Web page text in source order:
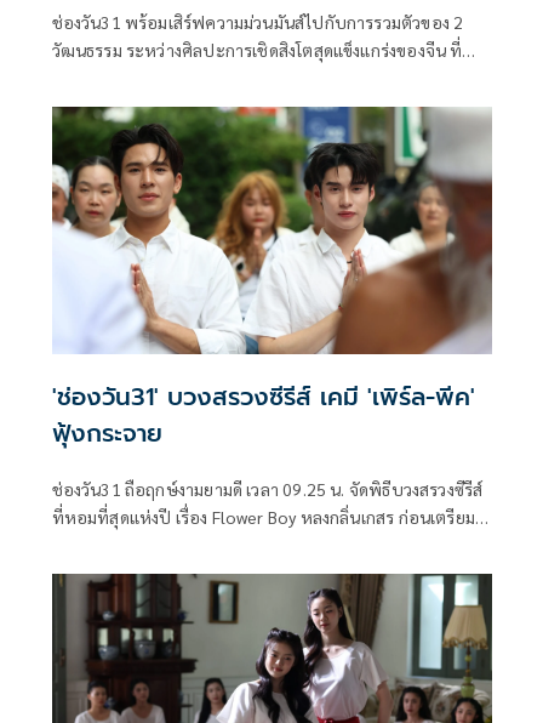
ช่องวัน31 พร้อมเสิร์ฟความม่วนมันส์ไปกับการรวมตัวของ 2
วัฒนธรรม ระหว่างศิลปะการเชิดสิงโตสุดแข็งแกร่งของจีน ที่
นี้ขอบอกว่าจังหวะเป๊ะปัง ม่วนซื่นโฮแซวแน่นอน นำทีมโดย เต๋า
เศรษฐพงษ์ และ หนูเล็ก ทิฐินันท์
'ช่องวัน31' บวงสรวงซีรีส์ เคมี 'เพิร์ล-พีค'
ฟุ้งกระจาย
ช่องวัน31 ถือฤกษ์งามยามดี เวลา 09.25 น. จัดพิธีบวงสรวงซีรีส์
ที่หอมที่สุดแห่งปี เรื่อง Flower Boy หลงกลิ่นเกสร ก่อนเตรียม
วัน31 นำทีมโดยผู้จัด หนุย-สุธาสินี บุศราพันธ์ และผู้กำกับ นุ่น-
หลักเขต วสิกชาติ, อ้า-สันติ ต่อวิวรรธน์